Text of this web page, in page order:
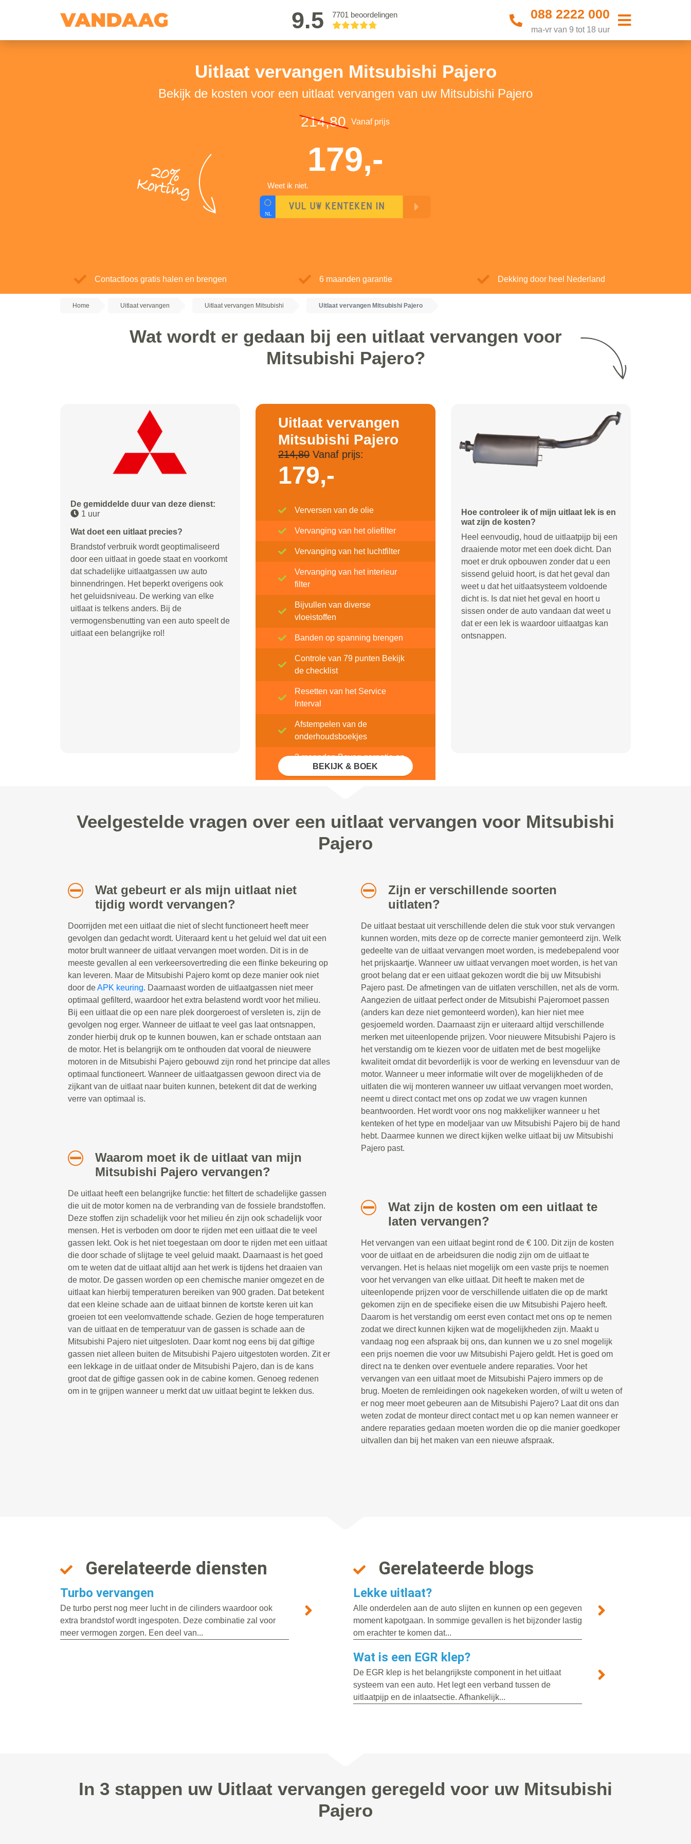
9.5 7701 beoordelingen 088 2222 000
ma-vr van 9 tot 18 uur
Uitlaat vervangen Mitsubishi Pajero
Bekijk de kosten voor een uitlaat vervangen van uw Mitsubishi Pajero
20%
Korting
214,80 Vanaf prijs
179,-
Weet ik niet.
Contactloos gratis halen en brengen 6 maanden garantie Dekking door heel Nederland
Home Uitlaat vervangen Uitlaat vervangen Mitsubishi Uitlaat vervangen Mitsubishi Pajero
Wat wordt er gedaan bij een uitlaat vervangen voor
Mitsubishi Pajero?
De gemiddelde duur van deze dienst:
1 uur
Wat doet een uitlaat precies?
Brandstof verbruik wordt geoptimaliseerd
door een uitlaat in goede staat en voorkomt
dat schadelijke uitlaatgassen uw auto
binnendringen. Het beperkt overigens ook
het geluidsniveau. De werking van elke
uitlaat is telkens anders. Bij de
vermogensbenutting van een auto speelt de
uitlaat een belangrijke rol!
Uitlaat vervangen
Mitsubishi Pajero
214,80Vanaf prijs:
179,-
Verversen van de olie
Vervanging van het oliefilter
Vervanging van het luchtfilter
Vervanging van het interieur
filter
Bijvullen van diverse
vloeistoffen
Banden op spanning brengen
Controle van 79 punten Bekijk
de checklist
Resetten van het Service
Interval
Afstempelen van de
onderhoudsboekjes
3 maanden Bovag garantie op
reparatie en onderhoud
BEKIJK & BOEK
Hoe controleer ik of mijn uitlaat lek is en
wat zijn de kosten?
Heel eenvoudig, houd de uitlaatpijp bij een
draaiende motor met een doek dicht. Dan
moet er druk opbouwen zonder dat u een
sissend geluid hoort, is dat het geval dan
weet u dat het uitlaatsysteem voldoende
dicht is. Is dat niet het geval en hoort u
sissen onder de auto vandaan dat weet u
dat er een lek is waardoor uitlaatgas kan
ontsnappen.
Veelgestelde vragen over een uitlaat vervangen voor Mitsubishi
Pajero
Wat gebeurt er als mijn uitlaat niet
tijdig wordt vervangen?
Doorrijden met een uitlaat die niet of slecht functioneert heeft meer
gevolgen dan gedacht wordt. Uiteraard kent u het geluid wel dat uit een
motor brult wanneer de uitlaat vervangen moet worden. Dit is in de
meeste gevallen al een verkeersovertreding die een flinke bekeuring op
kan leveren. Maar de Mitsubishi Pajero komt op deze manier ook niet
door deAPK keuring. Daarnaast worden de uitlaatgassen niet meer
optimaal gefilterd, waardoor het extra belastend wordt voor het milieu.
Bij een uitlaat die op een nare plek doorgeroest of versleten is, zijn de
gevolgen nog erger. Wanneer de uitlaat te veel gas laat ontsnappen,
zonder hierbij druk op te kunnen bouwen, kan er schade ontstaan aan
de motor. Het is belangrijk om te onthouden dat vooral de nieuwere
motoren in de Mitsubishi Pajero gebouwd zijn rond het principe dat alles
optimaal functioneert. Wanneer de uitlaatgassen gewoon direct via de
zijkant van de uitlaat naar buiten kunnen, betekent dit dat de werking
verre van optimaal is.
Waarom moet ik de uitlaat van mijn
Mitsubishi Pajero vervangen?
De uitlaat heeft een belangrijke functie: het filtert de schadelijke gassen
die uit de motor komen na de verbranding van de fossiele brandstoffen.
Deze stoffen zijn schadelijk voor het milieu én zijn ook schadelijk voor
mensen. Het is verboden om door te rijden met een uitlaat die te veel
gassen lekt. Ook is het niet toegestaan om door te rijden met een uitlaat
die door schade of slijtage te veel geluid maakt. Daarnaast is het goed
om te weten dat de uitlaat altijd aan het werk is tijdens het draaien van
de motor. De gassen worden op een chemische manier omgezet en de
uitlaat kan hierbij temperaturen bereiken van 900 graden. Dat betekent
dat een kleine schade aan de uitlaat binnen de kortste keren uit kan
groeien tot een veelomvattende schade. Gezien de hoge temperaturen
van de uitlaat en de temperatuur van de gassen is schade aan de
Mitsubishi Pajero niet uitgesloten. Daar komt nog eens bij dat giftige
gassen niet alleen buiten de Mitsubishi Pajero uitgestoten worden. Zit er
een lekkage in de uitlaat onder de Mitsubishi Pajero, dan is de kans
groot dat de giftige gassen ook in de cabine komen. Genoeg redenen
om in te grijpen wanneer u merkt dat uw uitlaat begint te lekken dus.
Zijn er verschillende soorten
uitlaten?
De uitlaat bestaat uit verschillende delen die stuk voor stuk vervangen
kunnen worden, mits deze op de correcte manier gemonteerd zijn. Welk
gedeelte van de uitlaat vervangen moet worden, is medebepalend voor
het prijskaartje. Wanneer uw uitlaat vervangen moet worden, is het van
groot belang dat er een uitlaat gekozen wordt die bij uw Mitsubishi
Pajero past. De afmetingen van de uitlaten verschillen, net als de vorm.
Aangezien de uitlaat perfect onder de Mitsubishi Pajeromoet passen
(anders kan deze niet gemonteerd worden), kan hier niet mee
gesjoemeld worden. Daarnaast zijn er uiteraard altijd verschillende
merken met uiteenlopende prijzen. Voor nieuwere Mitsubishi Pajero is
het verstandig om te kiezen voor de uitlaten met de best mogelijke
kwaliteit omdat dit bevorderlijk is voor de werking en levensduur van de
motor. Wanneer u meer informatie wilt over de mogelijkheden of de
uitlaten die wij monteren wanneer uw uitlaat vervangen moet worden,
neemt u direct contact met ons op zodat we uw vragen kunnen
beantwoorden. Het wordt voor ons nog makkelijker wanneer u het
kenteken of het type en modeljaar van uw Mitsubishi Pajero bij de hand
hebt. Daarmee kunnen we direct kijken welke uitlaat bij uw Mitsubishi
Pajero past.
Wat zijn de kosten om een uitlaat te
laten vervangen?
Het vervangen van een uitlaat begint rond de € 100. Dit zijn de kosten
voor de uitlaat en de arbeidsuren die nodig zijn om de uitlaat te
vervangen. Het is helaas niet mogelijk om een vaste prijs te noemen
voor het vervangen van elke uitlaat. Dit heeft te maken met de
uiteenlopende prijzen voor de verschillende uitlaten die op de markt
gekomen zijn en de specifieke eisen die uw Mitsubishi Pajero heeft.
Daarom is het verstandig om eerst even contact met ons op te nemen
zodat we direct kunnen kijken wat de mogelijkheden zijn. Maakt u
vandaag nog een afspraak bij ons, dan kunnen we u zo snel mogelijk
een prijs noemen die voor uw Mitsubishi Pajero geldt. Het is goed om
direct na te denken over eventuele andere reparaties. Voor het
vervangen van een uitlaat moet de Mitsubishi Pajero immers op de
brug. Moeten de remleidingen ook nagekeken worden, of wilt u weten of
er nog meer moet gebeuren aan de Mitsubishi Pajero? Laat dit ons dan
weten zodat de monteur direct contact met u op kan nemen wanneer er
andere reparaties gedaan moeten worden die op die manier goedkoper
uitvallen dan bij het maken van een nieuwe afspraak.
Gerelateerde diensten
Turbo vervangen
De turbo perst nog meer lucht in de cilinders waardoor ook
extra brandstof wordt ingespoten. Deze combinatie zal voor
meer vermogen zorgen. Een deel van...
Gerelateerde blogs
Lekke uitlaat?
Alle onderdelen aan de auto slijten en kunnen op een gegeven
moment kapotgaan. In sommige gevallen is het bijzonder lastig
om erachter te komen dat...
Wat is een EGR klep?
De EGR klep is het belangrijkste component in het uitlaat
systeem van een auto. Het legt een verband tussen de
uitlaatpijp en de inlaatsectie. Afhankelijk...
In 3 stappen uw Uitlaat vervangen geregeld voor uw Mitsubishi
Pajero